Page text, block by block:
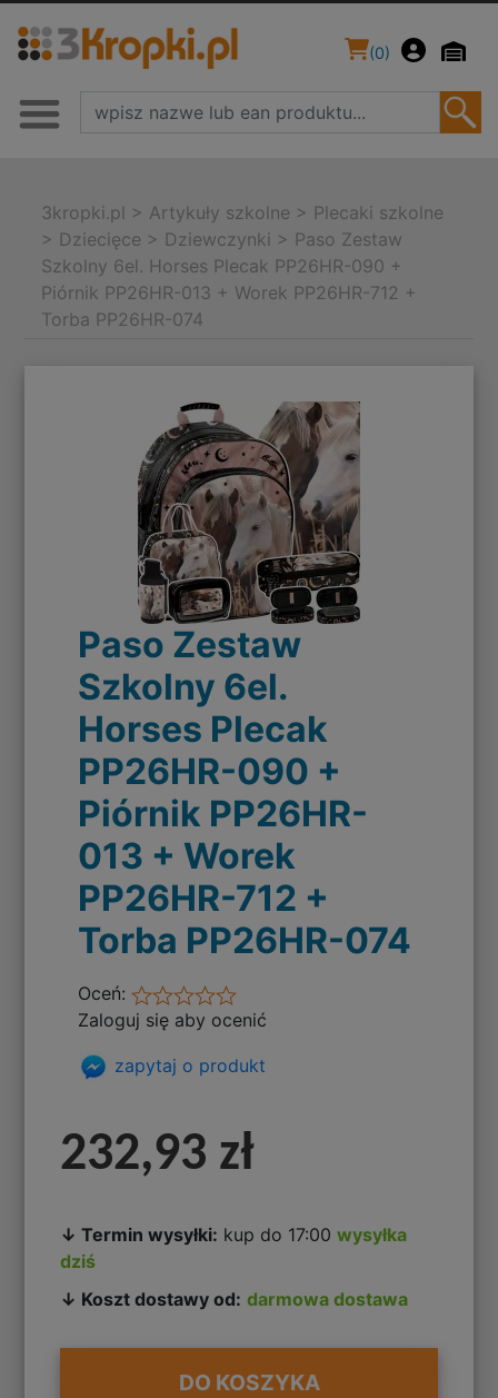
(0)
3kropki.pl > Artykuły szkolne > Plecaki szkolne
> Dziecięce > Dziewczynki > Paso Zestaw
Szkolny 6el. Horses Plecak PP26HR-090 +
Piórnik PP26HR-013 + Worek PP26HR-712 +
Torba PP26HR-074
Paso Zestaw
Szkolny 6el.
Horses Plecak
PP26HR-090 +
Piórnik PP26HR-
013 + Worek
PP26HR-712 +
Torba PP26HR-074
Oceń:
Zaloguj się aby ocenić
zapytaj o produkt
232,93 zł
↓ Termin wysyłki: kup do 17:00wysyłka
dziś
↓ Koszt dostawy od: darmowa dostawa
DO KOSZYKA